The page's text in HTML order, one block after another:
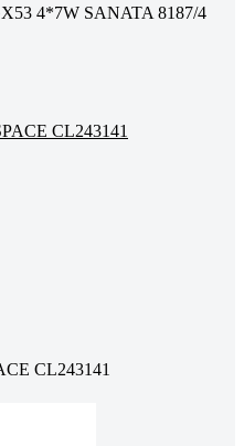
4*7W SANATA 8187/4
CL243141